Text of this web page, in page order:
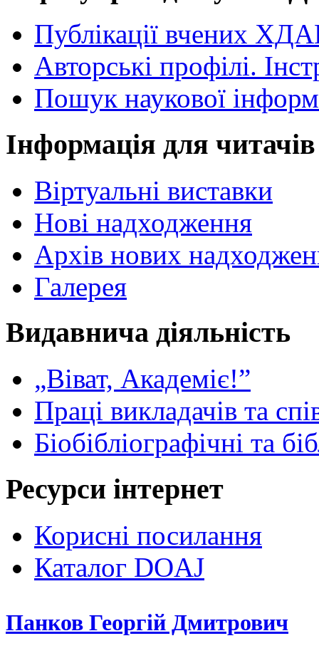
Публікації вчених
Авторські профілі.
Пошук наукової
Інформація для читачів
Віртуальні виставки
Нові надходження
Архів нових
Галерея
Видавнича діяльність
„Віват, Академіє!”
Праці викладачів та
Біобібліографічні та
Ресурси інтернет
Корисні посилання
Каталог DOAJ
Панков Георгій Дмитрович